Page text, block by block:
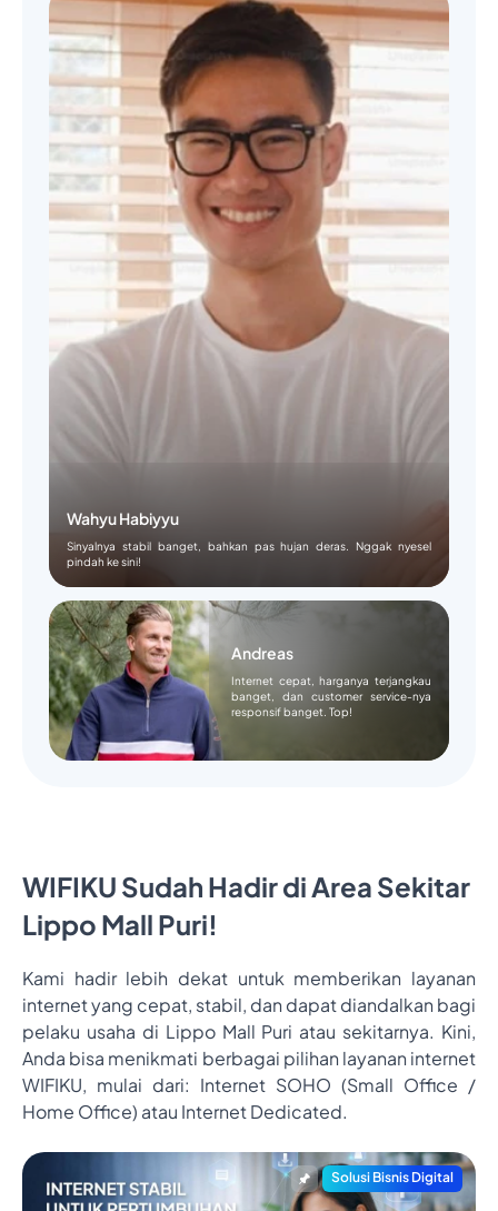
Wahyu Habiyyu
Sinyalnya stabil banget, bahkan pas hujan deras. Nggak nyesel
pindah ke sini!
Andreas
Internet cepat, harganya terjangkau
banget, dan customer service-nya
responsif banget. Top!
WIFIKU Sudah Hadir di Area Sekitar
Lippo Mall Puri!
Kami hadir lebih dekat untuk memberikan layanan
internet yang cepat, stabil, dan dapat diandalkan bagi
pelaku usaha di Lippo Mall Puri atau sekitarnya. Kini,
Anda bisa menikmati berbagai pilihan layanan internet
WIFIKU, mulai dari: Internet SOHO (Small Office /
Home Office) atau Internet Dedicated.
Solusi Bisnis Digital